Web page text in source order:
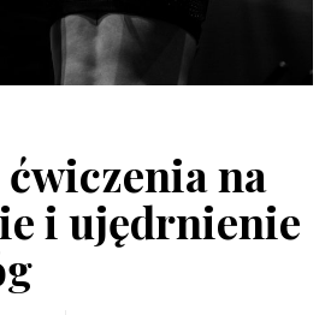
ćwiczenia na
i ujędrnienie